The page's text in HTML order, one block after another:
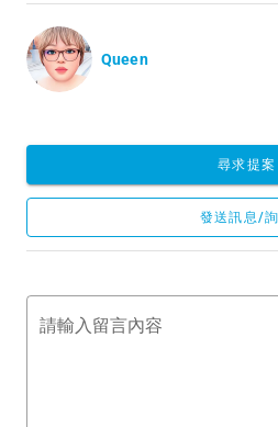
Queen
尋求提案
發送訊息/
請輸入留言內容